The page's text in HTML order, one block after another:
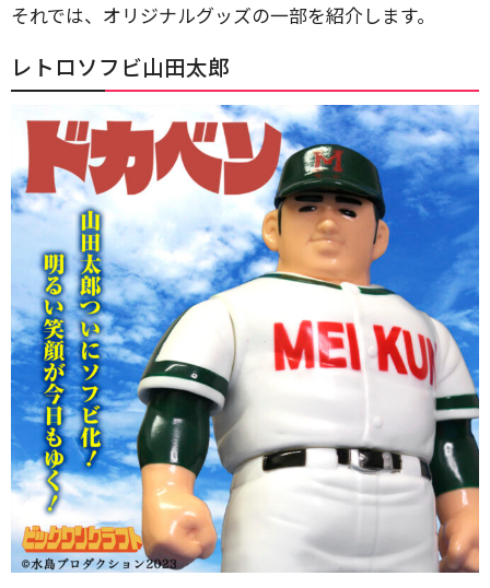
それでは、オリジナルグッズの一部を紹介します。
レトロソフビ山田太郎